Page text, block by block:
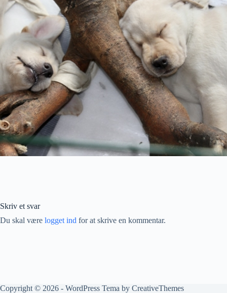
Skriv et svar
Du skal være logget ind for at skrive en kommentar.
Copyright © 2026 - WordPress Tema by CreativeThemes